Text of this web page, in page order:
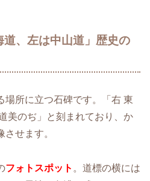
、左は中山道」歴史の
場所に立つ石碑です。「右 東
美のぢ」と刻まれており、か
せます。
フォトスポット 。道標の横には